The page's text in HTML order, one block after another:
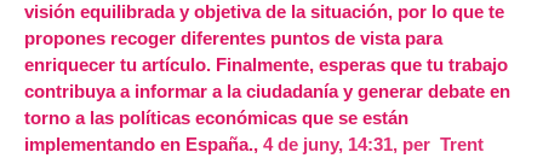
visión equilibrada y objetiva de la situación, por lo que te
propones recoger diferentes puntos de vista para
enriquecer tu artículo. Finalmente, esperas que tu trabajo
contribuya a informar a la ciudadanía y generar debate en
torno a las políticas económicas que se están
implementando en España., 4 de juny, 14:31, per Trent